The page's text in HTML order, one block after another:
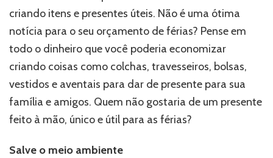
criando itens e presentes úteis. Não é uma ótima
notícia para o seu orçamento de férias? Pense em
todo o dinheiro que você poderia economizar
criando coisas como colchas, travesseiros, bolsas,
vestidos e aventais para dar de presente para sua
família e amigos. Quem não gostaria de um presente
feito à mão, único e útil para as férias?
Salve o meio ambiente